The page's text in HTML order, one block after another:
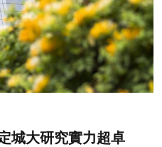
城大研究實力超卓